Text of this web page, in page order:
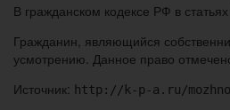
В гражданском кодексе РФ в
Гражданин, являющийся
усмотрению. Данное право
Источник: http://k-p-a.ru/